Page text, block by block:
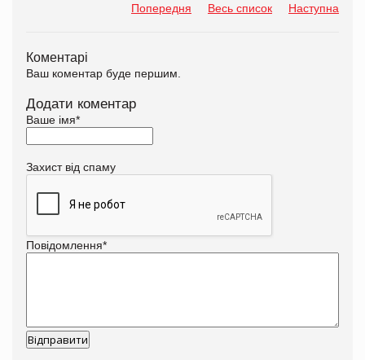
Попередня Весь список Наступна
Коментарі
Ваш коментар буде першим.
Додати коментар
Ваше імя*
Захист від спаму
Повідомлення*